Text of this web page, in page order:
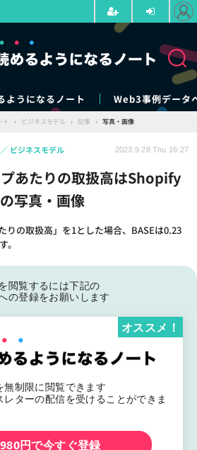
ようになるノート Web3事例データ
ト › ビジネスモデル › 記事 › 写真・画像
あたりの取扱高はShopify
写真・画像
の取扱高」を1とした場合、BASEは0.23
。
ビジネスモデル 2023.9.28 Thu 16:27
閲覧するには下記の
の登録をお願いします
制限に閲覧できます
ターの配信を受けることができま
オススメ！
円で今すぐ登録